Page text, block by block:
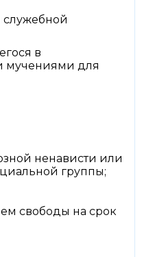
в
мучениями для
ненависти или
группы;
свободы на срок